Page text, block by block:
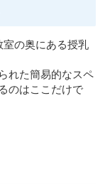
の奥にある授乳
れた簡易的なスペ
のはここだけで